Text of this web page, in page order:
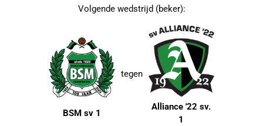
Volgende wedstrijd (beker):
BSM sv 1
tegen
Alliance '22 sv.
1